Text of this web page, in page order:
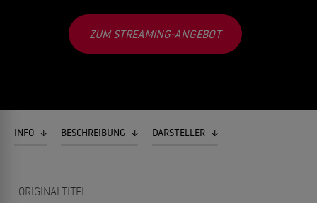
ZUM STREAMING-ANGEBOT
INFO BESCHREIBUNG DARSTELLER
ORIGINALTITEL